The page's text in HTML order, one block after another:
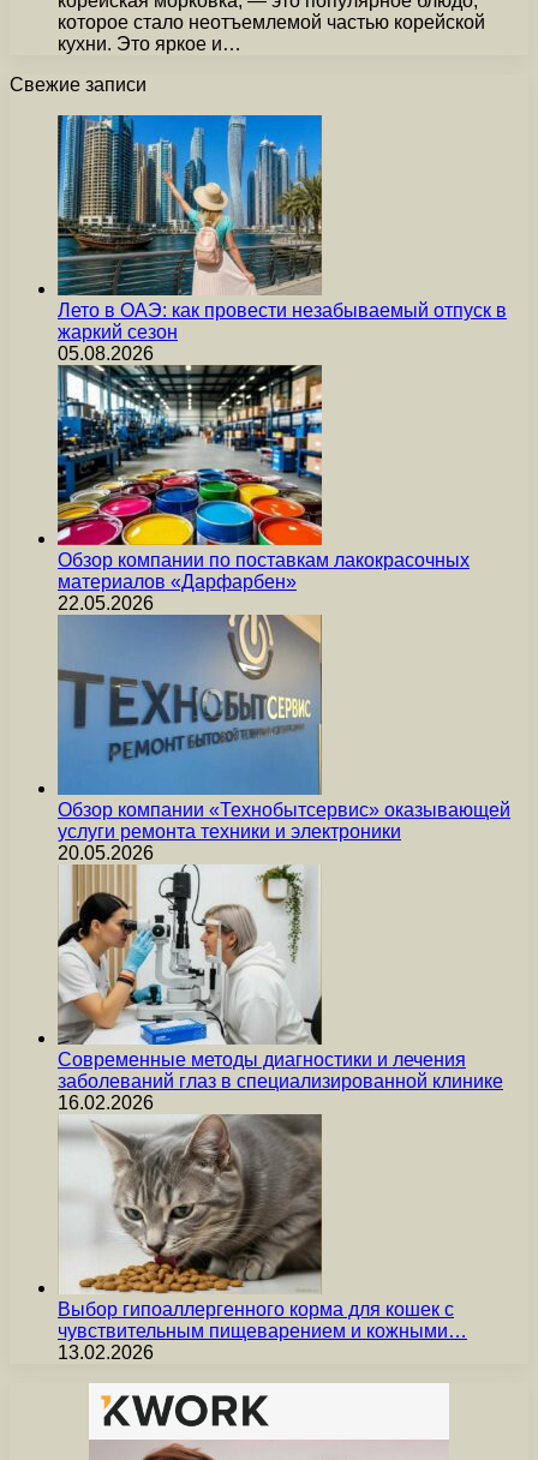
которое стало неотъемлемой частью корейской
кухни. Это яркое и…
Свежие записи
Лето в ОАЭ: как провести незабываемый отпуск в
жаркий сезон
05.08.2026
Обзор компании по поставкам лакокрасочных
материалов «Дарфарбен»
22.05.2026
Обзор компании «Технобытсервис» оказывающей
услуги ремонта техники и электроники
20.05.2026
Современные методы диагностики и лечения
заболеваний глаз в специализированной клинике
16.02.2026
Выбор гипоаллергенного корма для кошек с
чувствительным пищеварением и кожными…
13.02.2026